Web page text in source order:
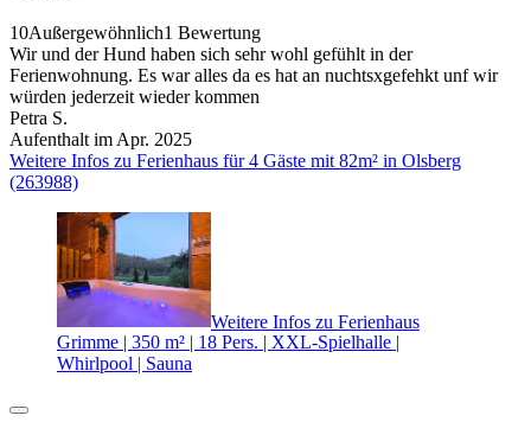
10Außergewöhnlich1 Bewertung
Wir und der Hund haben sich sehr wohl gefühlt in der
Ferienwohnung. Es war alles da es hat an nuchtsxgefehkt unf wir
würden jederzeit wieder kommen
Petra S.
Aufenthalt im Apr. 2025
Weitere Infos zu Ferienhaus für 4 Gäste mit 82m² in Olsberg
(263988)
Weitere Infos zu Ferienhaus
Grimme | 350 m² | 18 Pers. | XXL-Spielhalle |
Whirlpool | Sauna